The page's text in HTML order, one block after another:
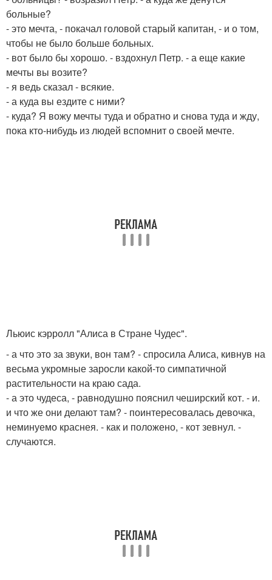
больные?
- это мечта, - покачал головой старый капитан, - и о том,
чтобы не было больше больных.
- вот было бы хорошо. - вздохнул Петр. - а еще какие
мечты вы возите?
- я ведь сказал - всякие.
- а куда вы ездите с ними?
- куда? Я вожу мечты туда и обратно и снова туда и жду,
пока кто-нибудь из людей вспомнит о своей мечте.
Льюис кэрролл "Алиса в Стране Чудес".
- а что это за звуки, вон там? - спросила Алиса, кивнув на
весьма укромные заросли какой-то симпатичной
растительности на краю сада.
- а это чудеса, - равнодушно пояснил чеширский кот. - и.
и что же они делают там? - поинтересовалась девочка,
неминуемо краснея. - как и положено, - кот зевнул. -
случаются.